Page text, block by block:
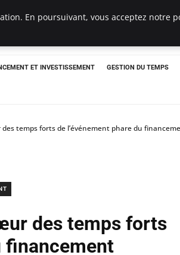
ET INVESTISSEMENT GESTION DU TEMPS
temps forts de l’événement phare du
des temps forts
financement
En poursuivant, vous acceptez notre